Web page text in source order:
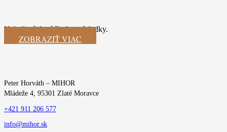
Neboli nájdené žiadne výsledky.
ZOBRAZIŤ VIAC
Peter Horváth – MIHOR
Mládeže 4, 95301 Zlaté Moravce
+421 911 206 577
info@mihor.sk